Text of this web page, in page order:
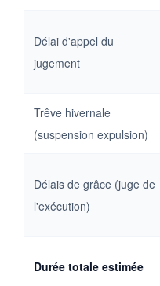
Délai d'appel du
jugement
Trêve hivernale
(suspension expulsion)
Délais de grâce (juge de
l'exécution)
Durée totale estimée